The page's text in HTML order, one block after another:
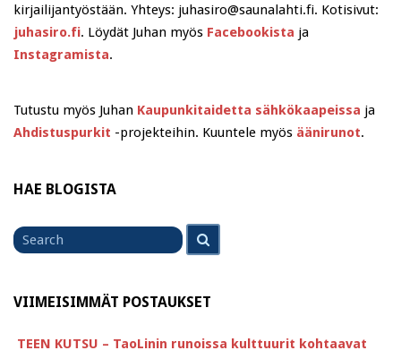
kirjailijantyöstään. Yhteys: juhasiro@saunalahti.fi. Kotisivut:
juhasiro.fi. Löydät Juhan myös Facebookista ja
Instagramista.
Tutustu myös Juhan Kaupunkitaidetta sähkökaapeissa ja
Ahdistuspurkit -projekteihin. Kuuntele myös äänirunot.
HAE BLOGISTA
Search
for
VIIMEISIMMÄT POSTAUKSET
TEEN KUTSU – TaoLinin runoissa kulttuurit kohtaavat